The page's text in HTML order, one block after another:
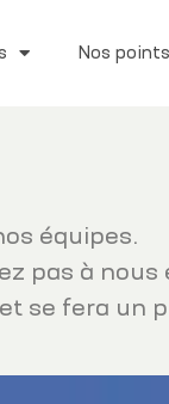
Nos
équipes.
pas à
se fera un